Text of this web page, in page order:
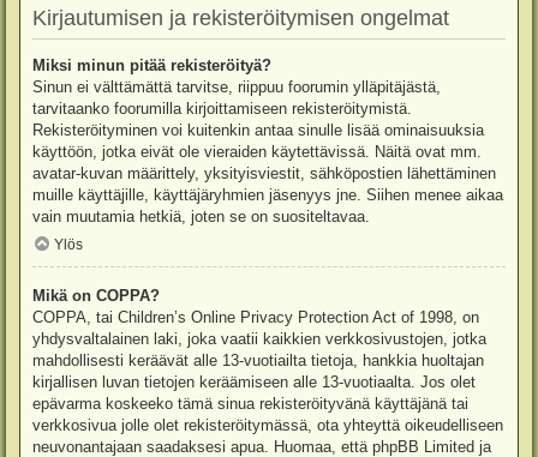
Kirjautumisen ja rekisteröitymisen ongelmat
Miksi minun pitää rekisteröityä?
Sinun ei välttämättä tarvitse, riippuu foorumin ylläpitäjästä,
tarvitaanko foorumilla kirjoittamiseen rekisteröitymistä.
Rekisteröityminen voi kuitenkin antaa sinulle lisää ominaisuuksia
käyttöön, jotka eivät ole vieraiden käytettävissä. Näitä ovat mm.
avatar-kuvan määrittely, yksityisviestit, sähköpostien lähettäminen
muille käyttäjille, käyttäjäryhmien jäsenyys jne. Siihen menee aikaa
vain muutamia hetkiä, joten se on suositeltavaa.
Ylös
Mikä on COPPA?
COPPA, tai Children’s Online Privacy Protection Act of 1998, on
yhdysvaltalainen laki, joka vaatii kaikkien verkkosivustojen, jotka
mahdollisesti keräävät alle 13-vuotiailta tietoja, hankkia huoltajan
kirjallisen luvan tietojen keräämiseen alle 13-vuotiaalta. Jos olet
epävarma koskeeko tämä sinua rekisteröityvänä käyttäjänä tai
verkkosivua jolle olet rekisteröitymässä, ota yhteyttä oikeudelliseen
neuvonantajaan saadaksesi apua. Huomaa, että phpBB Limited ja